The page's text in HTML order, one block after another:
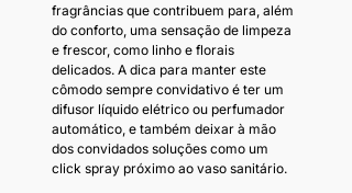
fragrâncias que contribuem para, além
do conforto, uma sensação de limpeza
e frescor, como linho e florais
delicados. A dica para manter este
cômodo sempre convidativo é ter um
difusor líquido elétrico ou perfumador
automático, e também deixar à mão
dos convidados soluções como um
click spray próximo ao vaso sanitário.